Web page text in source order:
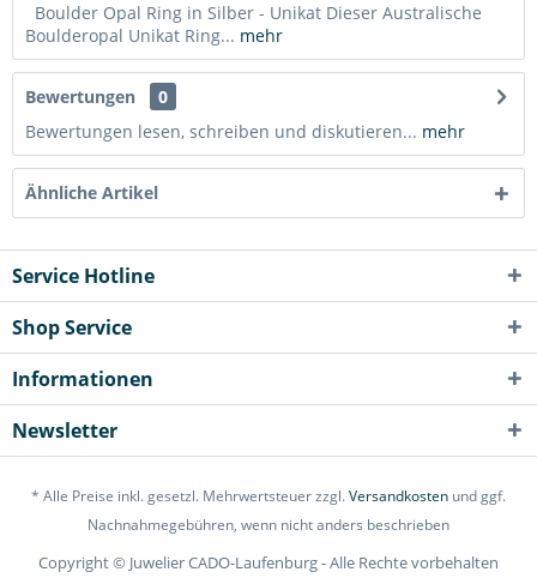
Boulder Opal Ring in Silber - Unikat Dieser Australische
Boulderopal Unikat Ring... mehr
Bewertungen
0
Bewertungen lesen, schreiben und diskutieren... mehr
Ähnliche Artikel
Service Hotline
Shop Service
Informationen
Newsletter
* Alle Preise inkl. gesetzl. Mehrwertsteuer zzgl.Versandkosten und ggf.
Nachnahmegebühren, wenn nicht anders beschrieben
Copyright © Juwelier CADO-Laufenburg - Alle Rechte vorbehalten